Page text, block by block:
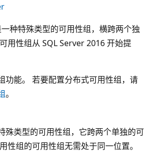
种特殊类型的可用性组，横跨两个独
用性组从 SQL Server 2016 开始提
功能。 若要配置分布式可用性组，请
。
殊类型的可用性组，它跨两个单独的可
性组的可用性组无需处于同一位置。